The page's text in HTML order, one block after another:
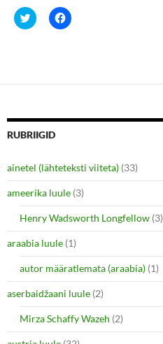
C
l
h
e
o
n
t
t
e
r
(
O
p
e
n
n
n
w
w
i
n
d
C
l
h
e
o
e
b
o
o
k
(
O
p
e
n
i
n
n
e
w
w
i
n
RUBRIIGID
ainetel (lähteteksti viiteta) (33)
ameerika luule (3)
Henry Wadsworth Longfellow (3)
araabia luule (1)
autor määratlemata (araabia) (1)
aserbaidžaani luule (2)
Mirza Schaffy Wazeh (2)